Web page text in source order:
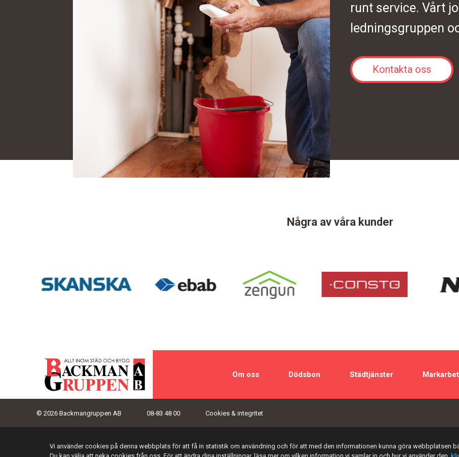
runt service. Vårt
ledningsgruppen
Kontakta oss
Några av våra kunder
Om oss Dödsbon Städtjänster
© 2026 Backmangruppen AB 08-83 48 00 Cookies & integritet
Vi använder cookies på denna webbplats för att få in statistik om användning och för att med den informationen kunna göra webbplatsen
Du kan välja att neka cookies från oss. För att ändra dina inställningar, läsa mer om vilken information vi samlar in och hur vi använder den,